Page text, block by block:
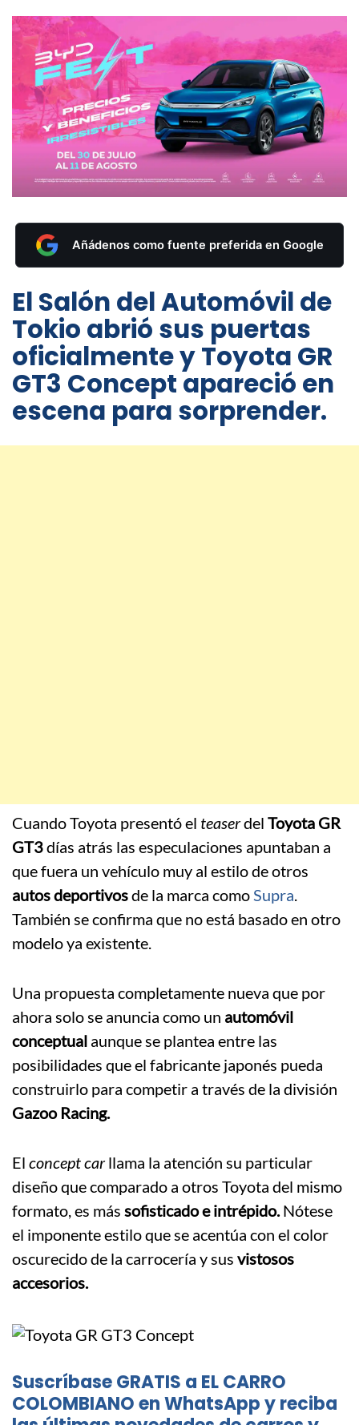
Añádenos como fuente preferida en Google
El Salón del Automóvil de
Tokio abrió sus puertas
oficialmente y Toyota GR
GT3 Concept apareció en
escena para sorprender.
Cuando Toyota presentó el teaserdel Toyota GR
GT3días atrás las especulaciones apuntaban a
que fuera un vehículo muy al estilo de otros
autos deportivosde la marca comoSupra.
También se confirma que no está basado en otro
modelo ya existente.
Una propuesta completamente nueva que por
ahora solo se anuncia como un automóvil
conceptual aunque se plantea entre las
posibilidades que el fabricante japonés pueda
construirlo para competir a través de la división
Gazoo Racing.
El concept carllama la atención su particular
diseño que comparado a otros Toyota del mismo
formato, es más sofisticado e intrépido.Nótese
el imponente estilo que se acentúa con el color
oscurecido de la carrocería y sus vistosos
accesorios.
Suscríbase GRATIS a EL CARRO
COLOMBIANO en WhatsApp y reciba